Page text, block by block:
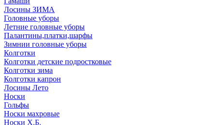
Лосины ЗИМА
Головные уборы
Летние головные уборы
Палантины,платки,шарфы
Зимнии головные уборы
Колготки
Колготки детские подростковые
Колготки зима
Колготки капрон
Лосины Лето
Носки
Гольфы
Носки махровые
Носки Х.Б.